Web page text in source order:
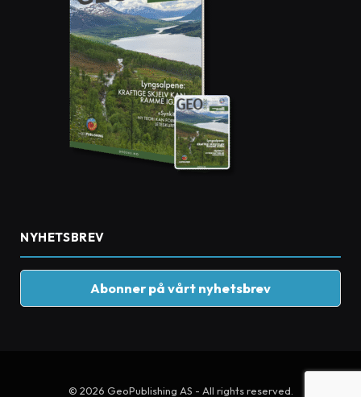
NYHETSBREV
Abonner på vårt nyhetsbrev
© 2026 GeoPublishing AS - All rights reserved.